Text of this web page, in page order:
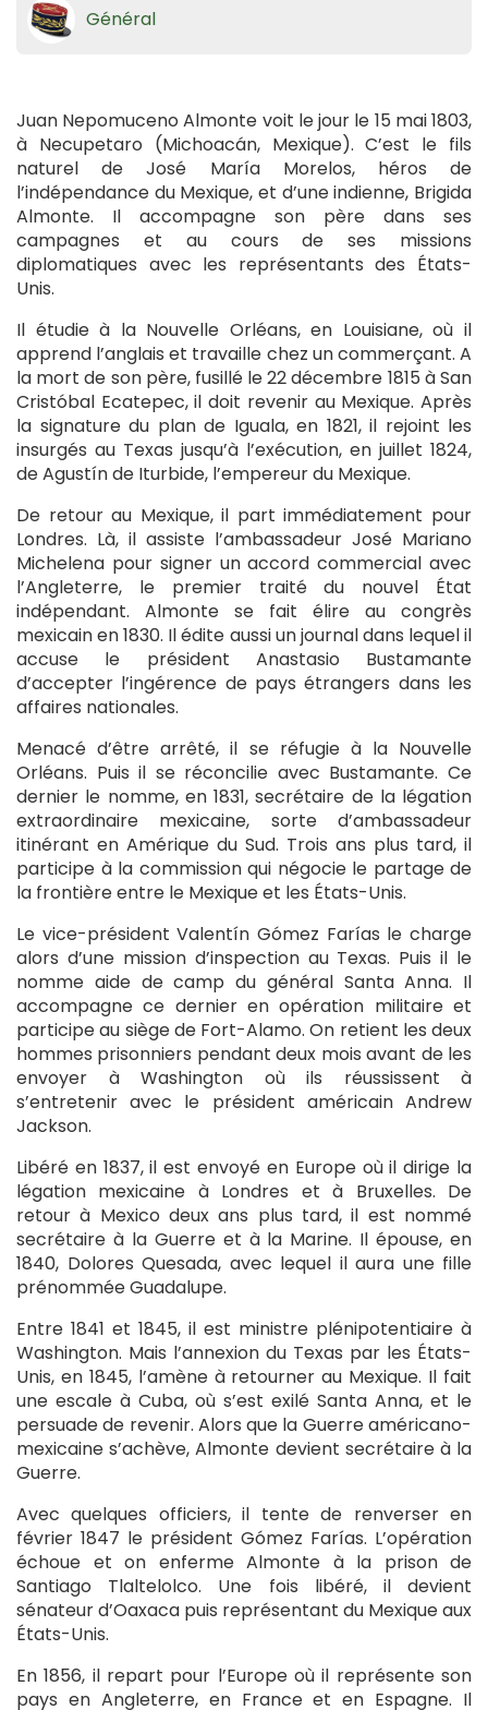
Général
Juan Nepomuceno Almonte voit le jour le 15 mai 1803,
à Necupetaro (Michoacán, Mexique). C’est le fils
naturel de José María Morelos, héros de
l’indépendance du Mexique, et d’une indienne, Brigida
Almonte. Il accompagne son père dans ses
campagnes et au cours de ses missions
diplomatiques avec les représentants des États-
Unis.
Il étudie à la Nouvelle Orléans, en Louisiane, où il
apprend l’anglais et travaille chez un commerçant. A
la mort de son père, fusillé le 22 décembre 1815 à San
Cristóbal Ecatepec, il doit revenir au Mexique. Après
la signature du plan de Iguala, en 1821, il rejoint les
insurgés au Texas jusqu’à l’exécution, en juillet 1824,
de Agustín de Iturbide, l’empereur du Mexique.
De retour au Mexique, il part immédiatement pour
Londres. Là, il assiste l’ambassadeur José Mariano
Michelena pour signer un accord commercial avec
l’Angleterre, le premier traité du nouvel État
indépendant. Almonte se fait élire au congrès
mexicain en 1830. Il édite aussi un journal dans lequel il
accuse le président Anastasio Bustamante
d’accepter l’ingérence de pays étrangers dans les
affaires nationales.
Menacé d’être arrêté, il se réfugie à la Nouvelle
Orléans. Puis il se réconcilie avec Bustamante. Ce
dernier le nomme, en 1831, secrétaire de la légation
extraordinaire mexicaine, sorte d’ambassadeur
itinérant en Amérique du Sud. Trois ans plus tard, il
participe à la commission qui négocie le partage de
la frontière entre le Mexique et les États-Unis.
Le vice-président Valentín Gómez Farías le charge
alors d’une mission d’inspection au Texas. Puis il le
nomme aide de camp du général Santa Anna. Il
accompagne ce dernier en opération militaire et
participe au siège de Fort-Alamo. On retient les deux
hommes prisonniers pendant deux mois avant de les
envoyer à Washington où ils réussissent à
s’entretenir avec le président américain Andrew
Jackson.
Libéré en 1837, il est envoyé en Europe où il dirige la
légation mexicaine à Londres et à Bruxelles. De
retour à Mexico deux ans plus tard, il est nommé
secrétaire à la Guerre et à la Marine. Il épouse, en
1840, Dolores Quesada, avec lequel il aura une fille
prénommée Guadalupe.
Entre 1841 et 1845, il est ministre plénipotentiaire à
Washington. Mais l’annexion du Texas par les États-
Unis, en 1845, l’amène à retourner au Mexique. Il fait
une escale à Cuba, où s’est exilé Santa Anna, et le
persuade de revenir. Alors que la Guerre américano-
mexicaine s’achève, Almonte devient secrétaire à la
Guerre.
Avec quelques officiers, il tente de renverser en
février 1847 le président Gómez Farías. L’opération
échoue et on enferme Almonte à la prison de
Santiago Tlaltelolco. Une fois libéré, il devient
sénateur d’Oaxaca puis représentant du Mexique aux
États-Unis.
En 1856, il repart pour l’Europe où il représente son
pays en Angleterre, en France et en Espagne. Il